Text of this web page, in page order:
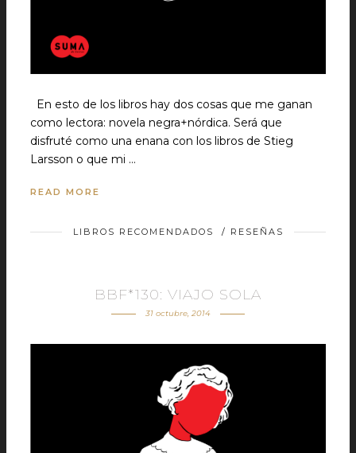
En esto de los libros hay dos cosas que me ganan
como lectora: novela negra+nórdica. Será que
disfruté como una enana con los libros de Stieg
Larsson o que mi …
READ MORE
LIBROS RECOMENDADOS / RESEÑAS
BBF*130: VIAJO SOLA
31 octubre, 2014